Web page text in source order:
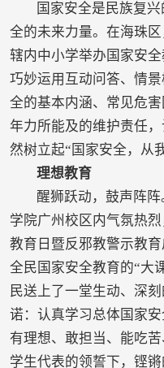
国家安全是民族复
全的未来力量。在海珠
辖内中小学举办国家安
巧妙运用互动问答、情
全的基本内涵、常见危
年力所能及的维护责任
然树立起“国家安全，从
理想教育
醒狮跃动，鼓声阵
学院广州校区内气氛热
教育日暨反邪教警示教
全民国家安全教育的“大
民送上了一堂生动、深
诺：认真学习总体国家
有理想、敢担当、能吃
学生代表的领誓下，铿